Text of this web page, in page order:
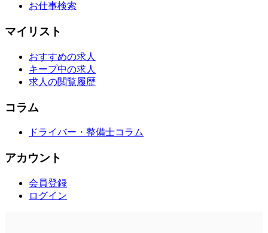
お仕事検索
マイリスト
おすすめの求人
キープ中の求人
求人の閲覧履歴
コラム
ドライバー・整備士コラム
アカウント
会員登録
ログイン